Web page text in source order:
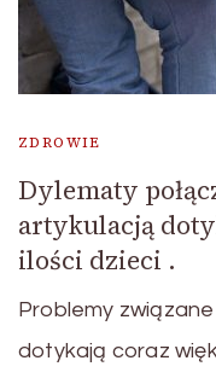
ZDROWIE
Dylematy
artykulacją
ilości dzieci .
Problemy
dotykają coraz